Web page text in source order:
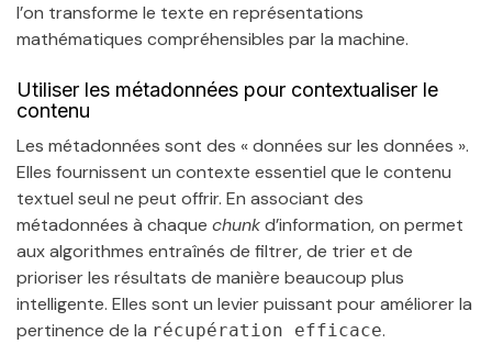
l’on transforme le texte en représentations
mathématiques compréhensibles par la machine.
Utiliser les métadonnées pour contextualiser le
contenu
Les métadonnées sont des « données sur les données ».
Elles fournissent un contexte essentiel que le contenu
textuel seul ne peut offrir. En associant des
métadonnées à chaque chunkd’information, on permet
aux algorithmes entraînés de filtrer, de trier et de
prioriser les résultats de manière beaucoup plus
intelligente. Elles sont un levier puissant pour améliorer la
pertinence de la récupération efficace.